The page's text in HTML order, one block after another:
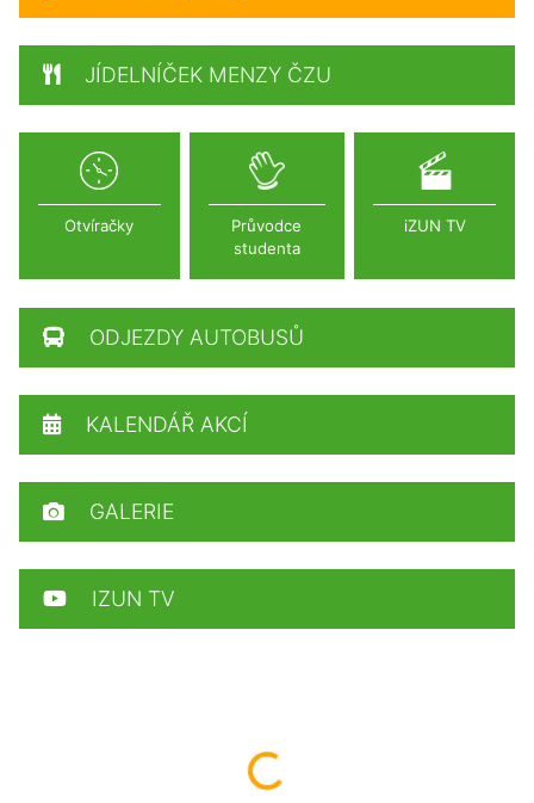
JÍDELNÍČEK MENZY ČZU
Otvíračky
Průvodce
studenta
iZUN TV
ODJEZDY AUTOBUSŮ
KALENDÁŘ AKCÍ
GALERIE
IZUN TV